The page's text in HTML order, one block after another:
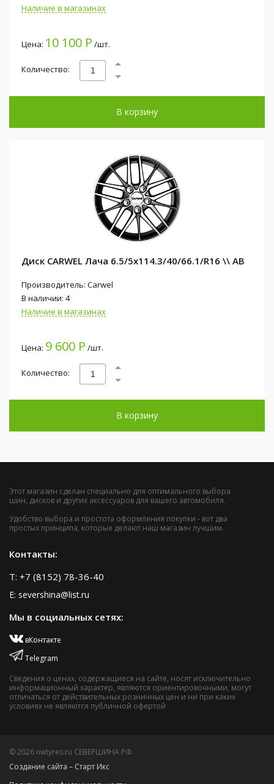
Наличие в магазинах
Цена: 10 100 Р /шт.
Количество:
В корзину
Диск CARWEL Лача 6.5/5x114.3/40/66.1/R16 \\ AB
Производитель: Carwel
В наличии: 4
Наличие в магазинах
Цена: 9 600 Р /шт.
Количество:
В корзину
Этот магазин сделан специально для оптимального выбора
шин, дисков и других аксессуаров для вашего автомобиля.
Удобство выбора и простота оформления покупки - вот два
простых принципа, которые делают наш магазин лучшим.
Контакты:
T: +7 (8152) 78-36-40
E: severshina@list.ru
Мы в социальных сетях:
вКонтакте
Telegram
Сведения о ценах, содержащиеся на сайте, носят исключительно
информационный характер, являются ориентировочными, могут
отличаться от действительных розничных цен и ни при каких
условиях не являются публичной офертой
© 2026 nwtyres.ru СЕВЕРШИНА.РФ
Создание сайта – Старт Икс